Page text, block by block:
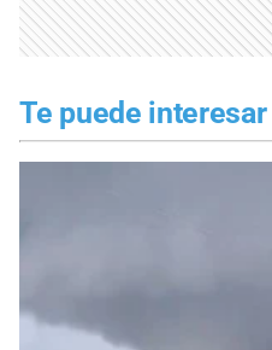
Te puede interesar